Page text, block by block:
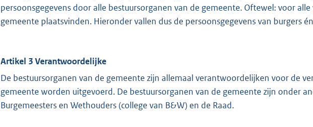
persoonsgegevens door alle bestuursorganen van de gemeente. Oftewel: voor
gemeente plaatsvinden. Hieronder vallen dus de persoonsgegevens van burgers
Artikel 3 Verantwoordelijke
De bestuursorganen van de gemeente zijn allemaal verantwoordelijken voor de
gemeente worden uitgevoerd. De bestuursorganen van de gemeente zijn onder
Burgemeesters en Wethouders (college van B&W) en de Raad.